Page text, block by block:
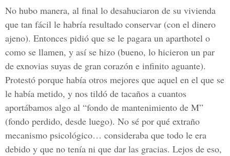
No hubo manera, al final lo desahuciaron de su vivienda
que tan fácil le habría resultado conservar (con el dinero
ajeno). Entonces pidió que se le pagara un aparthotel o
como se llamen, y así se hizo (bueno, lo hicieron un par
de exnovias suyas de gran corazón e infinito aguante).
Protestó porque había otros mejores que aquel en el que se
le había metido, y nos tildó de tacaños a cuantos
aportábamos algo al “fondo de mantenimiento de M”
(fondo perdido, desde luego). No sé por qué extraño
mecanismo psicológico… consideraba que todo le era
debido y que no tenía ni que dar las gracias. Lejos de eso,